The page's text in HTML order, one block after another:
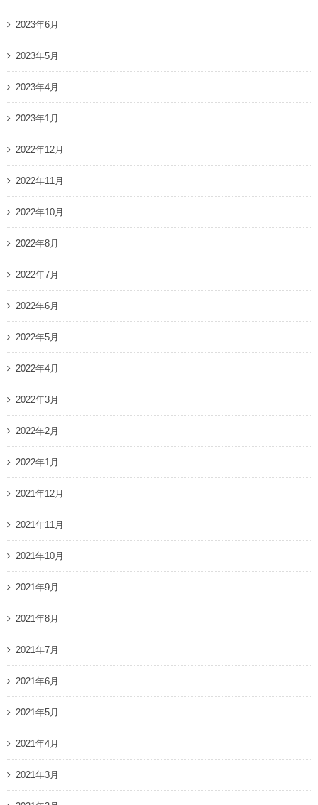
2023年6月
2023年5月
2023年4月
2023年1月
2022年12月
2022年11月
2022年10月
2022年8月
2022年7月
2022年6月
2022年5月
2022年4月
2022年3月
2022年2月
2022年1月
2021年12月
2021年11月
2021年10月
2021年9月
2021年8月
2021年7月
2021年6月
2021年5月
2021年4月
2021年3月